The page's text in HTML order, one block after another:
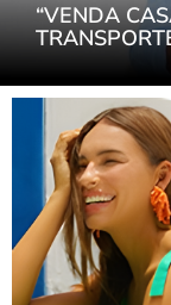
“VENDA